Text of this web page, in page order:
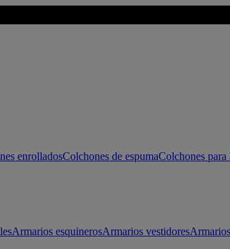
enrolladosColchones de espumaColchones para
Armarios esquinerosArmarios vestidores